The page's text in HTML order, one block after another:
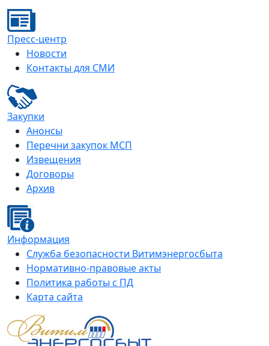
Пресс-центр
Новости
Контакты для СМИ
Закупки
Анонсы
Перечни закупок МСП
Извещения
Договоры
Архив
Информация
Служба безопасности Витимэнергосбыта
Нормативно-правовые акты
Политика работы с ПД
Карта сайта